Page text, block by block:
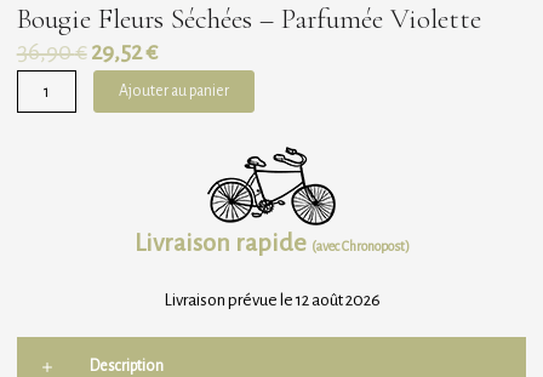
Bougie Fleurs Séchées – Parfumée Violette
36,90€ Le
prix
initial
29,52€Le
prix
actuel
de
Ajouter au panier
Livraison rapide (avec Chronopost)
Livraison prévue le 12 août 2026
Description